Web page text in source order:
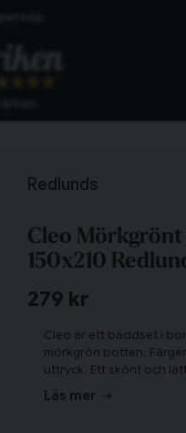
Redlunds
Cleo
150x210
279 kr
Cleo är ett bäddset i
mörkgrön botten.
uttryck. Ett skönt och
gästsängar.
Läs mer